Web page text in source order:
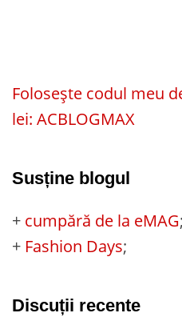
Folosește codul meu
lei: ACBLOGMAX
Susține blogul
+ cumpără de la eMAG;
+ Fashion Days;
Discuții recente